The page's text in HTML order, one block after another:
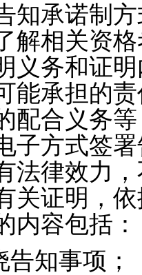
知承诺制
解相关资
义务和证
能承担的
配合义务
子方式签
法律效力
关证明，
内容包括：
告知事项；